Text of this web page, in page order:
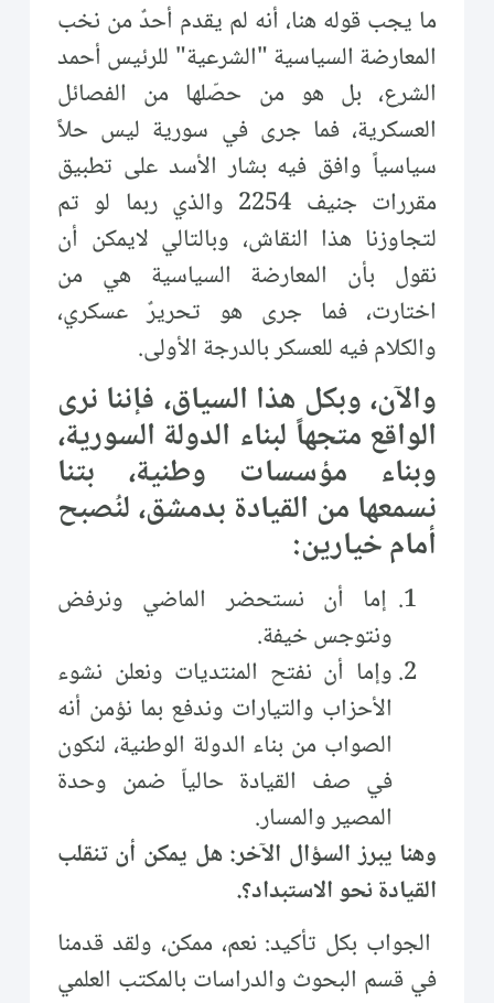
ما يجب قوله هنا، أنه لم يقدم أحدٌ من نخب
المعارضة السياسية "الشرعية" للرئيس أحمد
الشرع، بل هو من حصّلها من الفصائل
العسكرية، فما جرى في سورية ليس حلاً
سياسياً وافق فيه بشار الأسد على تطبيق
مقررات جنيف 2254 والذي ربما لو تم
لتجاوزنا هذا النقاش، وبالتالي لايمكن أن
نقول بأن المعارضة السياسية هي من
اختارت، فما جرى هو تحريرٌ عسكري،
والكلام فيه للعسكر بالدرجة الأولى.
والآن، وبكل هذا السياق، فإننا نرى
الواقع متجهاً لبناء الدولة السورية،
وبناء مؤسسات وطنية، بتنا
نسمعها من القيادة بدمشق، لنُصبح
أمام خيارين:
إما أن نستحضر الماضي ونرفض
ونتوجس خيفة.
وإما أن نفتح المنتديات ونعلن نشوء
الأحزاب والتيارات وندفع بما نؤمن أنه
الصواب من بناء الدولة الوطنية، لنكون
في صف القيادة حالياّ ضمن وحدة
المصير والمسار.
وهنا يبرز السؤال الآخر: هل يمكن أن تنقلب
القيادة نحو الاستبداد؟.
الجواب بكل تأكيد: نعم، ممكن، ولقد قدمنا
في قسم البحوث والدراسات بالمكتب العلمي